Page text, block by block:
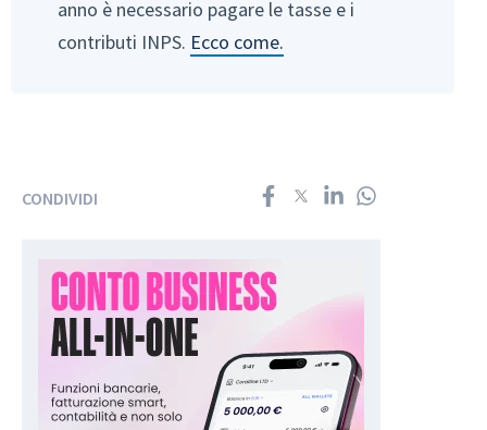
anno è necessario pagare le tasse e i
contributi INPS. Ecco come.
CONDIVIDI